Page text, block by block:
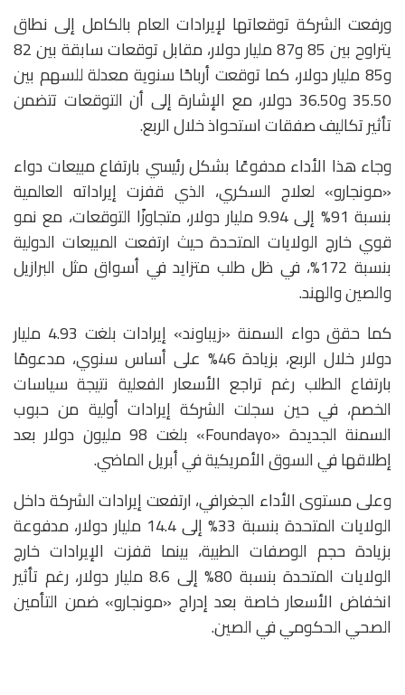
ورفعت الشركة توقعاتها لإيرادات العام بالكامل إلى نطاق
يتراوح بين 85 و87 مليار دولار، مقابل توقعات سابقة بين 82
و85 مليار دولار، كما توقعت أرباحًا سنوية معدلة للسهم بين
35.50 و36.50 دولار، مع الإشارة إلى أن التوقعات تتضمن
تأثير تكاليف صفقات استحواذ خلال الربع.
وجاء هذا الأداء مدفوعًا بشكل رئيسي بارتفاع مبيعات دواء
«مونجارو» لعلاج السكري، الذي قفزت إيراداته العالمية
بنسبة 91% إلى 9.94 مليار دولار، متجاوزًا التوقعات، مع نمو
قوي خارج الولايات المتحدة حيث ارتفعت المبيعات الدولية
بنسبة 172%، في ظل طلب متزايد في أسواق مثل البرازيل
والصين والهند.
كما حقق دواء السمنة «زيباوند» إيرادات بلغت 4.93 مليار
دولار خلال الربع، بزيادة 46% على أساس سنوي، مدعومًا
بارتفاع الطلب رغم تراجع الأسعار الفعلية نتيجة سياسات
الخصم، في حين سجلت الشركة إيرادات أولية من حبوب
السمنة الجديدة «Foundayo» بلغت 98 مليون دولار بعد
إطلاقها في السوق الأمريكية في أبريل الماضي.
وعلى مستوى الأداء الجغرافي، ارتفعت إيرادات الشركة داخل
الولايات المتحدة بنسبة 33% إلى 14.4 مليار دولار، مدفوعة
بزيادة حجم الوصفات الطبية، بينما قفزت الإيرادات خارج
الولايات المتحدة بنسبة 80% إلى 8.6 مليار دولار، رغم تأثير
انخفاض الأسعار خاصة بعد إدراج «مونجارو» ضمن التأمين
الصحي الحكومي في الصين.